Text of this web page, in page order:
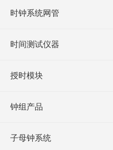
时钟系统网管
时间测试仪器
授时模块
钟组产品
子母钟系统